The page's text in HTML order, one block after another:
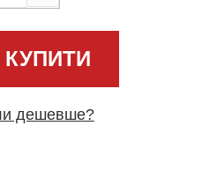
КУПИТИ
дешевше?